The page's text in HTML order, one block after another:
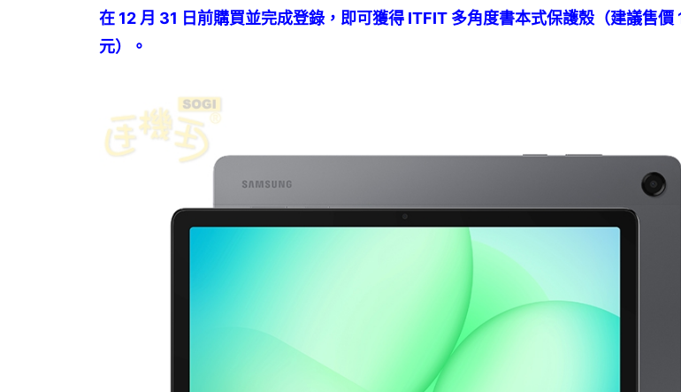
在 12 月 31 日前購買並完成登錄，即可獲得 ITFIT 多角度書本式保護殼（建議售價
元）。